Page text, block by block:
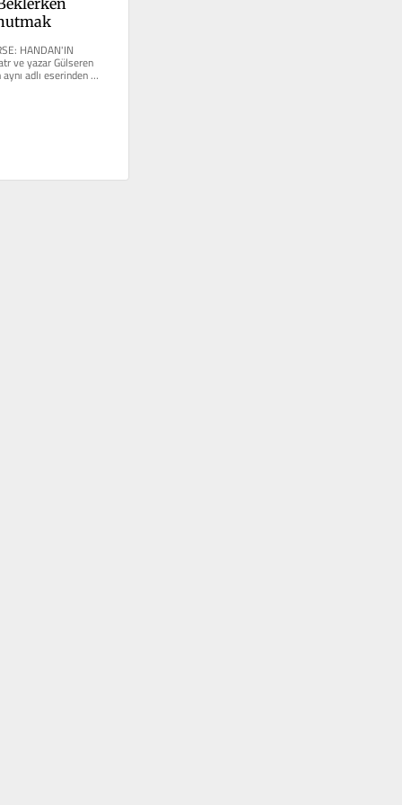
HANDAN'IN
ve yazar Gülseren
adlı eserinden
yayınlanan,...